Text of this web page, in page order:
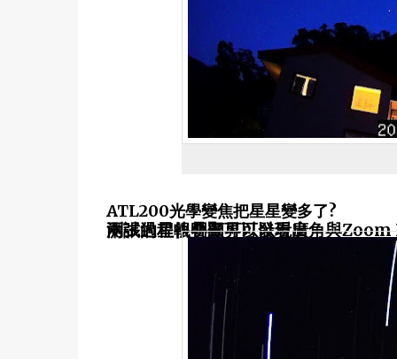
ATL200光學變焦把星星變多了?
測試過程很明顯可以發現廣角與Zoom In效果與可拍攝下來的星星數量有很明顯的差異，從下面兩張的星軌疊圖界可以看出